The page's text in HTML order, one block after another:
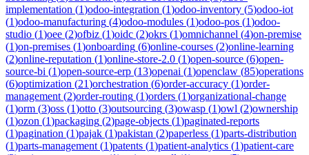
implementation (1)odoo-integration (1)odoo-inventory (5)odoo-iot
(1)odoo-manufacturing (4)odoo-modules (1)odoo-pos (1)odoo-
studio (1)oee (2)ofbiz (1)oidc (2)okrs (1)omnichannel (4)on-premise
(1)on-premises (1)onboarding (6)online-courses (2)online-learning
(2)online-reputation (1)online-store-2.0 (1)open-source (6)open-
source-bi (1)open-source-erp (13)openai (1)openclaw (85)operations
(6)optimization (21)orchestration (6)order-accuracy (1)order-
management (2)order-routing (1)orders (1)organizational-change
(1)orm (3)oss (1)otto (3)outsourcing (3)owasp (1)owl (2)ownership
(1)ozon (1)packaging (2)page-objects (1)paginated-reports
(1)pagination (1)pajak (1)pakistan (2)paperless (1)parts-distribution
(1)parts-management (1)patents (1)patient-analytics (1)patient-care